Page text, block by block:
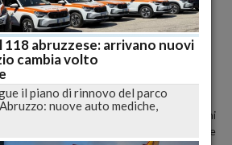
trevigiano dove una donna,Lucia
anni è morta in casa per un malore
Filippo, è stata la maestra di scuola dei
di 7 e 10 anni.
arrivare nessuno per prendere i bambini
non è riuscito a parlarle telefonicamente e
118 abruzzese: arrivano nuovi
cambia volto
il piano di rinnovo del parco
nuove auto mediche,